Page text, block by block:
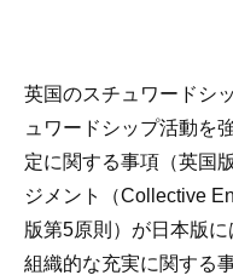
英国のスチュワードシ
ュワードシップ活動を
定に関する事項（英国
ジメント（Collective
版第5原則）が日本版
組織的な充実に関する